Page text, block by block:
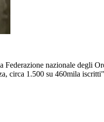
nazionale degli
circa 1.500 su 460mila